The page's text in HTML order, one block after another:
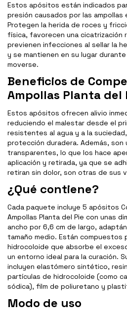
Estos apósitos están indicados
presión causados por las ampollas
Protegen la herida de roces y
física, favorecen una cicatrización
previenen infecciones al sellar la
y se mantienen en su lugar
moverse.
Beneficios de
Ampollas Planta del
Estos apósitos ofrecen alivio
reduciendo el malestar desde el
resistentes al agua y a la
protección duradera. Además, son
transparentes, lo que los hace
aplicación y retirada, ya que se
retiran sin dolor, son otras de sus
¿Qué contiene?
Cada paquete incluye 5 apósitos
Ampollas Planta del Pie con unas
ancho por 6,6 cm de largo,
tamaño medio. Están compuestos
hidrocoloide que absorbe el
un entorno ideal para la curación.
incluyen elastómero sintético,
partículas de hidrocoloide (como
sódica), film de poliuretano y
Modo de uso